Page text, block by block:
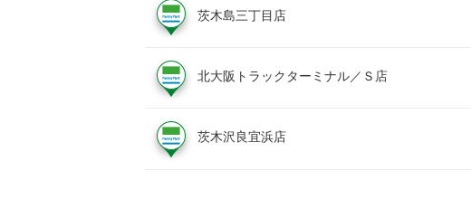
茨木島三丁目店
北大阪トラックターミナル／Ｓ店
茨木沢良宜浜店